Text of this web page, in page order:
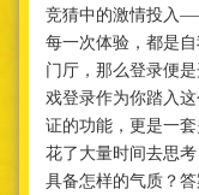
竞猜中的激情投入
每一次体验，都是
门厅，那么登录便
戏登录作为你踏入
证的功能，更是一
花了大量时间去思
具备怎样的气质？